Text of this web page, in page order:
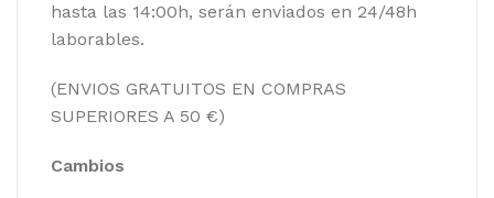
hasta las 14:00h, serán enviados en 24/48h
laborables.
(ENVIOS GRATUITOS EN COMPRAS
SUPERIORES A 50 €)
Cambios